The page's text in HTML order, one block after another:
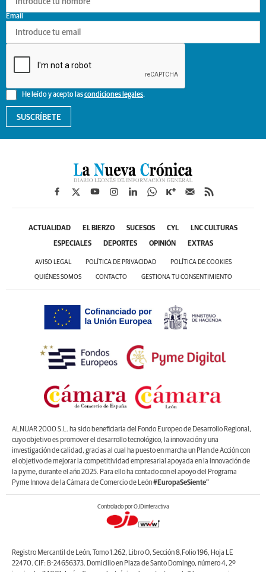
He leído y acepto lascondiciones legales.
Email
SUSCRÍBETE
ACTUALIDAD EL BIERZO SUCESOS CYL LNC CULTURAS
ESPECIALES DEPORTES OPINIÓN EXTRAS
AVISO LEGAL POLÍTICA DE PRIVACIDAD POLÍTICA DE COOKIES
QUIÉNES SOMOS CONTACTO GESTIONA TU CONSENTIMIENTO
ALNUAR 2000 S.L. ha sido beneficiaria del Fondo Europeo de Desarrollo Regional,
cuyo objetivo es promover el desarrollo tecnológico, la innovación y una
investigación de calidad, gracias al cual ha puesto en marcha un Plan de Acción con
el objetivo de mejorar la competitividad empresarial apoyada en la innovación de
la pyme, durante el año 2025. Para ello ha contado con el apoyo del Programa
Pyme Innova de la Cámara de Comercio de León#EuropaSeSiente”
Controlado por OJDinteractiva
Registro Mercantil de León, Tomo 1.262, Libro O, Sección 8,Folio 196, Hoja LE
22470. CIF: B-24656373. Domicilio en Plaza de Santo Domingo, número 4, 2º